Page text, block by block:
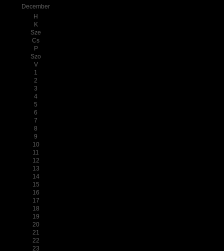
December
H
K
Sze
Cs
P
Szo
V
1
2
3
4
5
6
7
8
9
10
11
12
13
14
15
16
17
18
19
20
21
22
23